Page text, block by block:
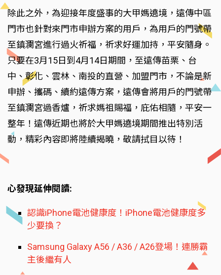
除此之外，為迎接年度盛事的大甲媽遶境，遠傳中區
門市也針對來門市申辦方案的用戶，為用戶的門號帶
至鎮瀾宮進行過火祈福，祈求好運加持，平安隨身。
只要在3月15日到4月14日期間，至遠傳苗栗、台
中、彰化、雲林、南投的直營、加盟門市，不論是新
申辦、攜碼、續約遠傳方案，遠傳會將用戶的門號帶
至鎮瀾宮過香爐，祈求媽祖賜福，庇佑相隨，平安一
整年！遠傳近期也將於大甲媽遶境期間推出特別活
動，精彩內容即將陸續揭曉，敬請拭目以待！
心發現延伸閱讀:
認識iPhone電池健康度！iPhone電池健康度多
少要換？
Samsung Galaxy A56 / A36 / A26登場！連勝霸
主後繼有人